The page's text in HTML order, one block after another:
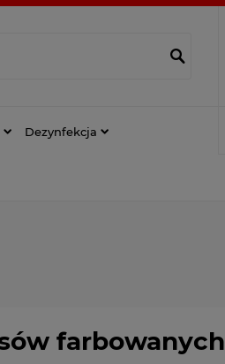
Dezynfekcja
farbowanych